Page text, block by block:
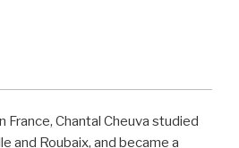
France, Chantal Cheuva studied
and Roubaix, and became a